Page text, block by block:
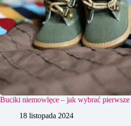
Buciki niemowlęce – jak wybrać pierwsze
18 listopada 2024